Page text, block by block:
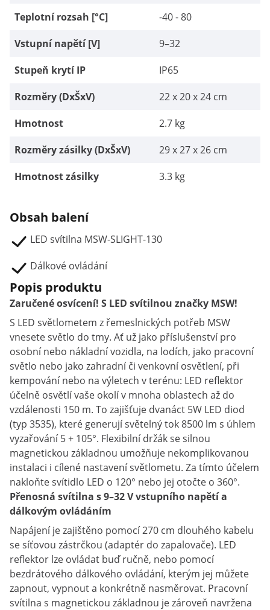
Teplotní rozsah [°C]
-40 - 80
Vstupní napětí [V]
9–32
Stupeň krytí IP
IP65
Rozměry (DxŠxV)
22 x 20 x 24 cm
Hmotnost
2.7 kg
Rozměry zásilky (DxŠxV)
29 x 27 x 26 cm
Hmotnost zásilky
3.3 kg
Obsah balení
LED svítilna MSW-SLIGHT-130
Dálkové ovládání
Popis produktu
Zaručené osvícení! S LED svítilnou značky MSW!
S LED světlometem z řemeslnických potřeb MSW
vnesete světlo do tmy. Ať už jako příslušenství pro
osobní nebo nákladní vozidla, na lodích, jako pracovní
světlo nebo jako zahradní či venkovní osvětlení, při
kempování nebo na výletech v terénu: LED reflektor
účelně osvětlí vaše okolí v mnoha oblastech až do
vzdálenosti 150 m. To zajišťuje dvanáct 5W LED diod
(typ 3535), které generují světelný tok 8500 lm s úhlem
vyzařování 5 + 105°. Flexibilní držák se silnou
magnetickou základnou umožňuje nekomplikovanou
instalaci i cílené nastavení světlometu. Za tímto účelem
nakloňte svítidlo LED o 120° nebo jej otočte o 360°.
Přenosná svítilna s 9–32 V vstupního napětí a
dálkovým ovládáním
Napájení je zajištěno pomocí 270 cm dlouhého kabelu
se síťovou zástrčkou (adaptér do zapalovače). LED
reflektor lze ovládat buď ručně, nebo pomocí
bezdrátového dálkového ovládání, kterým jej můžete
zapnout, vypnout a konkrétně nasměrovat. Pracovní
svítilna s magnetickou základnou je zároveň navržena